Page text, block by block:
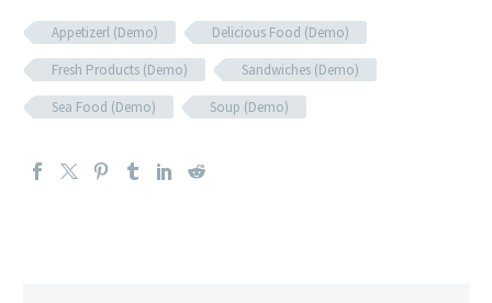
Appetizerl (Demo)
Delicious Food (Demo)
Fresh Products (Demo)
Sandwiches (Demo)
Sea Food (Demo)
Soup (Demo)